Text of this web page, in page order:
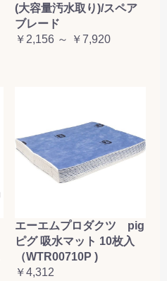
(大容量汚水取り)/スペア
ブレード
￥2,156 ～ ￥7,920
エーエムプロダクツ pig
ピグ 吸水マット 10枚入
（WTR00710P )
￥4,312